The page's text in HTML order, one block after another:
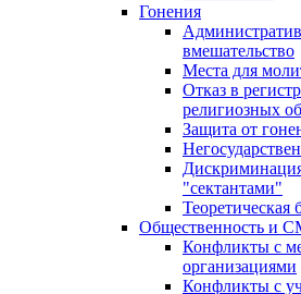
Гонения
вмешательство
Места для
Отказ в
религиозных
Защита от
"сектантами"
Теоретическая
Общественность и
Конфликты с
организациями
Конфликты с